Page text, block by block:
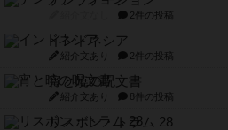
2件の投稿
インドネシア
紹介文あり 2件の投稿
宵と暁の呪文書
紹介文あり 8件の投稿
リスボン・トラム 28